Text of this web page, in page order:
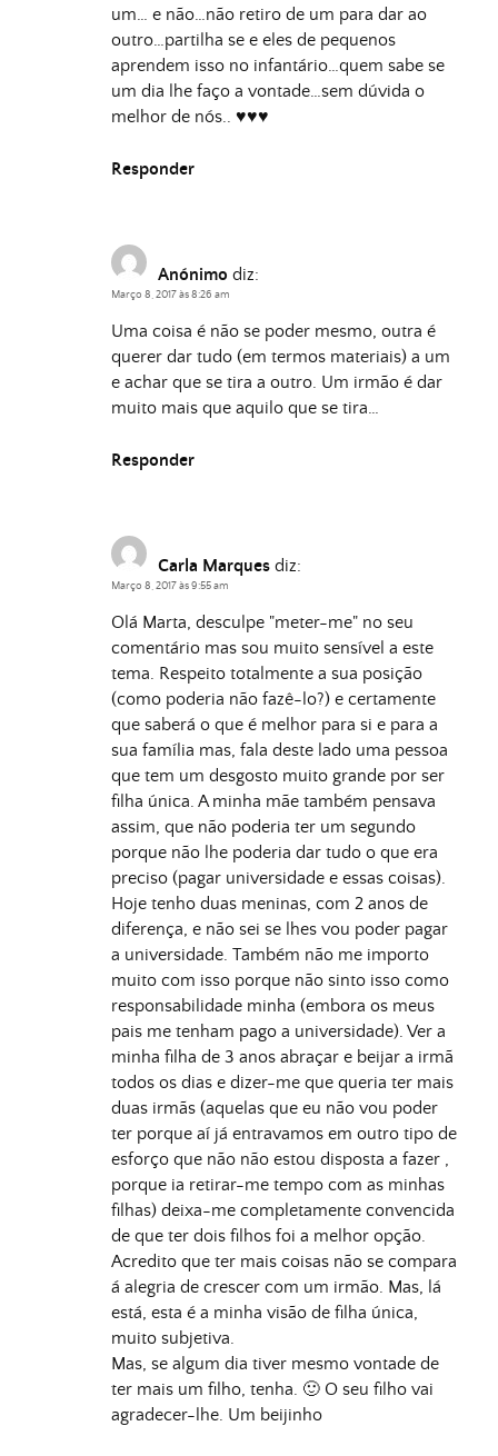
um… e não…não retiro de um para dar ao
outro…partilha se e eles de pequenos
aprendem isso no infantário…quem sabe se
um dia lhe faço a vontade…sem dúvida o
melhor de nós.. ♥♥♥
Responder
Anónimo diz:
Março 8, 2017 às 8:26 am
Uma coisa é não se poder mesmo, outra é
querer dar tudo (em termos materiais) a um
e achar que se tira a outro. Um irmão é dar
muito mais que aquilo que se tira…
Responder
Carla Marques diz:
Março 8, 2017 às 9:55 am
Olá Marta, desculpe "meter-me" no seu
comentário mas sou muito sensível a este
tema. Respeito totalmente a sua posição
(como poderia não fazê-lo?) e certamente
que saberá o que é melhor para si e para a
sua família mas, fala deste lado uma pessoa
que tem um desgosto muito grande por ser
filha única. A minha mãe também pensava
assim, que não poderia ter um segundo
porque não lhe poderia dar tudo o que era
preciso (pagar universidade e essas coisas).
Hoje tenho duas meninas, com 2 anos de
diferença, e não sei se lhes vou poder pagar
a universidade. Também não me importo
muito com isso porque não sinto isso como
responsabilidade minha (embora os meus
pais me tenham pago a universidade). Ver a
minha filha de 3 anos abraçar e beijar a irmã
todos os dias e dizer-me que queria ter mais
duas irmãs (aquelas que eu não vou poder
ter porque aí já entravamos em outro tipo de
esforço que não não estou disposta a fazer ,
porque ia retirar-me tempo com as minhas
filhas) deixa-me completamente convencida
de que ter dois filhos foi a melhor opção.
Acredito que ter mais coisas não se compara
á alegria de crescer com um irmão. Mas, lá
está, esta é a minha visão de filha única,
muito subjetiva.
Mas, se algum dia tiver mesmo vontade de
ter mais um filho, tenha. 🙂 O seu filho vai
agradecer-lhe. Um beijinho